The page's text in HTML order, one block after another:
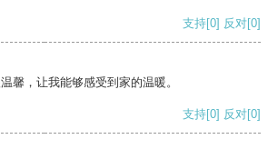
支持[0] 反对[0]
馨，让我能够感受到家的温暖。
支持[0] 反对[0]